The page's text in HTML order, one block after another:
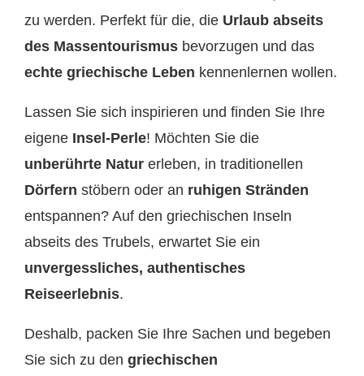
zu werden. Perfekt für die, die Urlaub abseits
des Massentourismus bevorzugen und das
echte griechische Leben kennenlernen wollen.
Lassen Sie sich inspirieren und finden Sie Ihre
eigene Insel-Perle! Möchten Sie die
unberührte Natur erleben, in traditionellen
Dörfern stöbern oder an ruhigen Stränden
entspannen? Auf den griechischen Inseln
abseits des Trubels, erwartet Sie ein
unvergessliches, authentisches
Reiseerlebnis.
Deshalb, packen Sie Ihre Sachen und begeben
Sie sich zu den griechischen